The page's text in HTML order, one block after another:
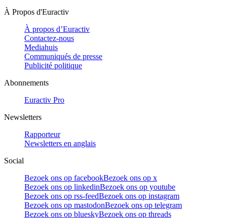
À Propos d'Euractiv
À propos d’Euractiv
Contactez-nous
Mediahuis
Communiqués de presse
Publicité politique
Abonnements
Euractiv Pro
Newsletters
Rapporteur
Newsletters en anglais
Social
Bezoek ons op facebookBezoek ons op x
Bezoek ons op linkedinBezoek ons op youtube
Bezoek ons op rss-feedBezoek ons op instagram
Bezoek ons op mastodonBezoek ons op telegram
Bezoek ons op blueskyBezoek ons op threads